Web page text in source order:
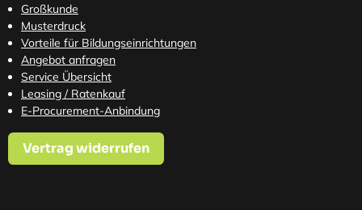
Großkunde
Musterdruck
Vorteile für Bildungseinrichtungen
Angebot anfragen
Service Übersicht
Leasing / Ratenkauf
E-Procurement-Anbindung
Vertrag widerrufen